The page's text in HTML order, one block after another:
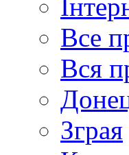
Все
Вся
Зграя